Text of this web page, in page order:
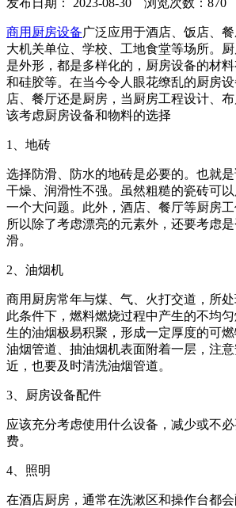
商用厨房设备广泛应用于酒店、饭店、
大机关单位、学校、工地食堂等场所。
是外形，都是多样化的，厨房设备的材
和硅胶等。在当今令人眼花缭乱的厨房
店、餐厅还是厨房，当厨房工程设计、
该考虑厨房设备和物料的选择
1、地砖
选择防滑、防水的地砖是必要的。也就是
干燥、润滑性不强。虽然粗糙的瓷砖可
一个大问题。此外，酒店、餐厅等厨房工
所以除了考虑漂亮的元素外，还要考虑
滑。
2、油烟机
商用厨房常年与煤、气、火打交道，所
此条件下，燃料燃烧过程中产生的不均
生的油烟极易积聚，形成一定厚度的可燃
油烟管道、抽油烟机表面附着一层，注
近，也要及时清洗油烟管道。
3、厨房设备配件
应该充分考虑使用什么设备，减少或不
费。
4、照明
在酒店厨房，通常在洗漱区和操作台都